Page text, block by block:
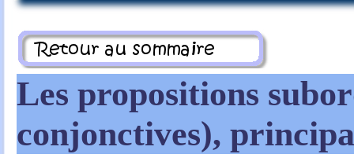
Les propositions
conjonctives),